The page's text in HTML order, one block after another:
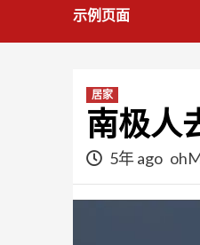
示例页面
居家
南极人
5年 ago